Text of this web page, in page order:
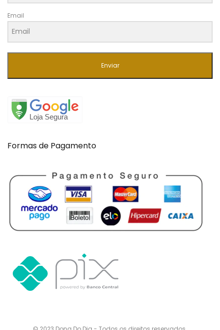
Email
Enviar
Formas de Pagamento